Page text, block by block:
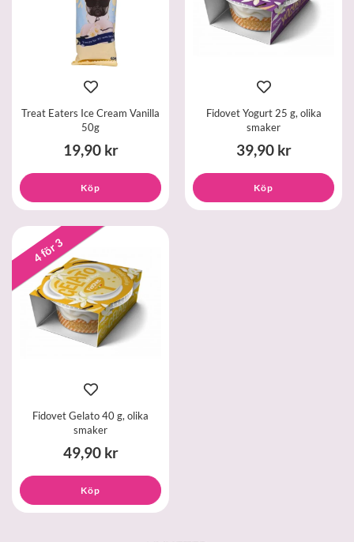
Treat Eaters Ice Cream Vanilla
50g
19,90 kr
Köp
Fidovet Yogurt 25 g, olika
smaker
39,90 kr
Köp
4 för 3
Fidovet Gelato 40 g, olika
smaker
49,90 kr
Köp